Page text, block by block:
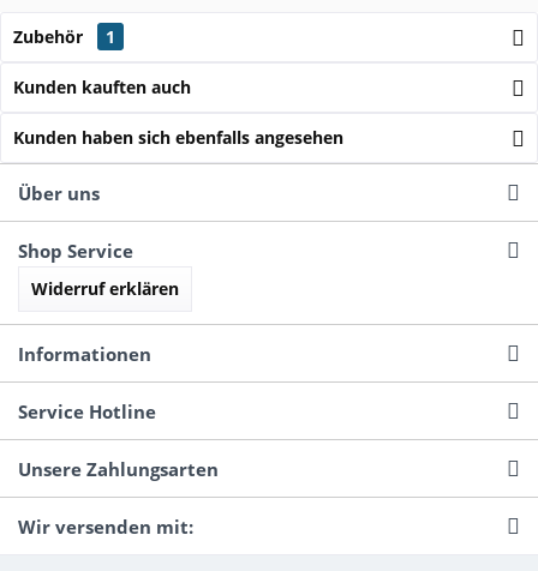
Zubehör 1
Kunden kauften auch
Kunden haben sich ebenfalls angesehen
Über uns
Shop Service
Widerruf erklären
Informationen
Service Hotline
Unsere Zahlungsarten
Wir versenden mit: